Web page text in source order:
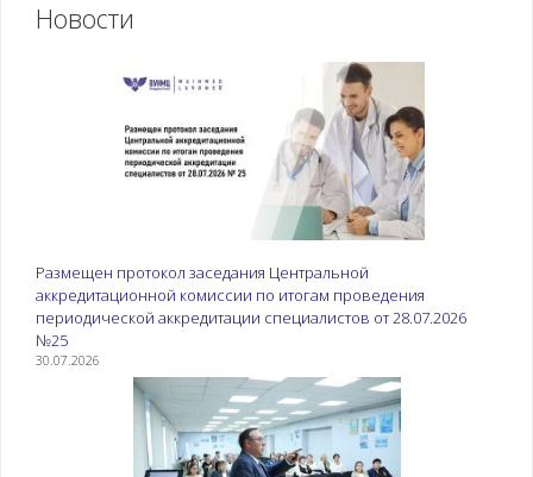
Новости
Размещен протокол заседания Центральной
аккредитационной комиссии по итогам проведения
периодической аккредитации специалистов от 28.07.2026
№25
30.07.2026